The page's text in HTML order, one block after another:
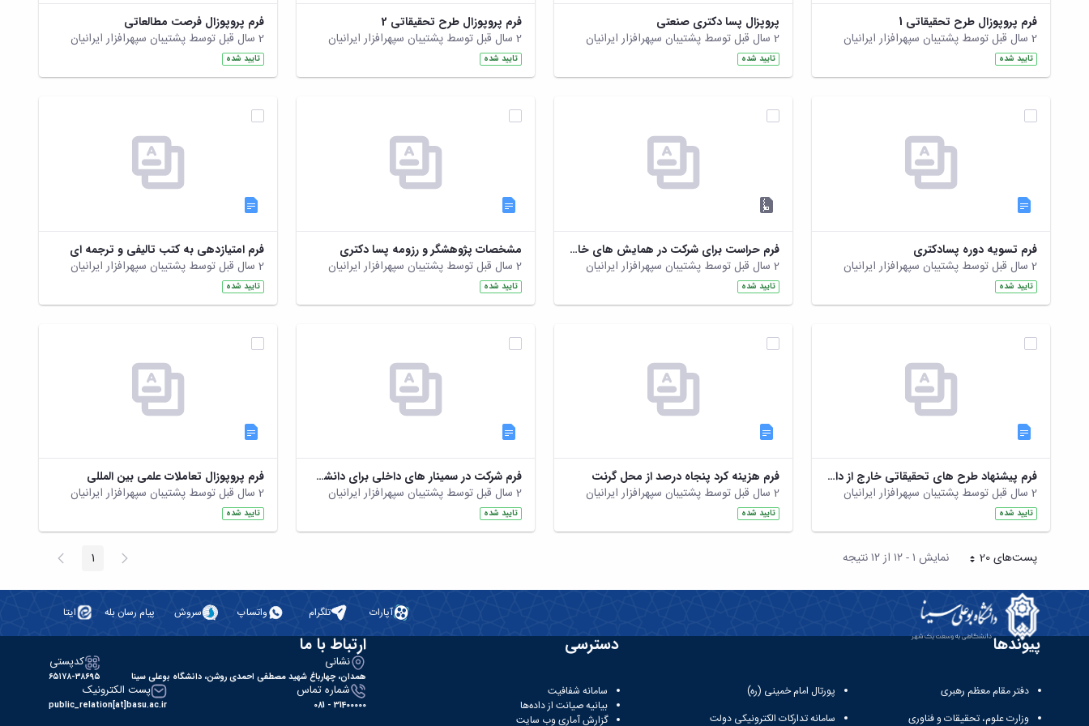
فرم پروپوزال طرح تحقیقاتی 1
2 سال قبل توسط پشتیبان سپهرافزار ایرانیان
تایید شده
پروپزال پسا دکتری صنعتی
2 سال قبل توسط پشتیبان سپهرافزار ایرانیان
تایید شده
فرم پروپوزال طرح تحقیقاتی 2
2 سال قبل توسط پشتیبان سپهرافزار ایرانیان
تایید شده
فرم پروپوزال فرصت مطالعاتی
2 سال قبل توسط پشتیبان سپهرافزار ایرانیان
تایید شده
فرم تسویه دوره پسادکتری
2 سال قبل توسط پشتیبان سپهرافزار ایرانیان
تایید شده
فرم حراست برای شرکت در همایش های خارج کشور.zip
2 سال قبل توسط پشتیبان سپهرافزار ایرانیان
تایید شده
مشخصات پژوهشگر و رزومه پسا دکتری
2 سال قبل توسط پشتیبان سپهرافزار ایرانیان
تایید شده
فرم امتیازدهی به کتب تالیفی و ترجمه ای
2 سال قبل توسط پشتیبان سپهرافزار ایرانیان
تایید شده
فرم پیشنهاد طرح های تحقیقاتی خارج از دانشگاه
2 سال قبل توسط پشتیبان سپهرافزار ایرانیان
تایید شده
فرم هزینه کرد پنجاه درصد از محل گرنت
2 سال قبل توسط پشتیبان سپهرافزار ایرانیان
تایید شده
فرم شرکت در سمینار های داخلی برای دانشجویان تحصیلات تکمیلی.doc
2 سال قبل توسط پشتیبان سپهرافزار ایرانیان
تایید شده
فرم پروپوزال تعاملات علمی بین المللی
2 سال قبل توسط پشتیبان سپهرافزار ایرانیان
تایید شده
پست‌‌های 20هر صفحه نمایش ۱ - ۱۲ از ۱۲ نتیجه پیغام
قبلی صفحه1 صفحه
بعد
آپارات تلگرام واتساپ سروش پیام رسان بله ایتا
پیوندها
دفتر مقام معظم رهبری
وزارت علوم، تحقیقات و فناوری
پورتال امام خمینی (ره)
سامانه تدارکات الکترونیکی دولت
دسترسی
سامانه شفافیت
بیانیه صیانت از داده‌ها
گزارش آماری وب‌ سایت
ارتباط با ما
نشانی
همدان، چهارباغ شهید مصطفی احمدی روشن، دانشگاه بوعلی سینا
کدپستی
۶۵۱۷۸-۳۸۶۹۵
شماره تماس
31400000 - 081
پست الکترونیک
public_relation[at]basu.ac.ir